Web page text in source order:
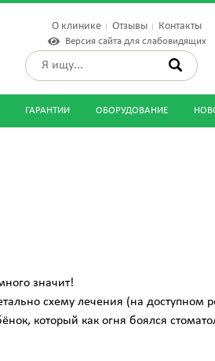
О клинике Отзывы Контакты
Версия сайта для слабовидящих
ГАРАНТИИ ОБОРУДОВАНИЕ
значит!
схему лечения (на доступном
который как огня боялся